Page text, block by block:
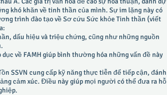
khó khăn về tinh thần của mình. Sự im lặng này có
trình đào tạo về Sơ cứu Sức khỏe Tinh thần (viết
dấu hiệu và triệu chứng, cũng như những nguồn
về FAMH giúp bình thường hóa những vấn đề này
SSVN cung cấp kỹ năng thực tiễn để tiếp cận, đánh
cảm xúc. Điều này giúp mọi người có thể đưa ra hỗ